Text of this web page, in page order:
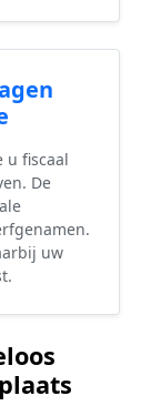
u fiscaal
De
uw